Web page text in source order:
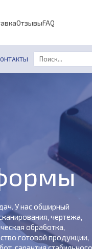
ОтзывыFAQ
У нас обширный
чертежа,
обработка,
готовой продукции,